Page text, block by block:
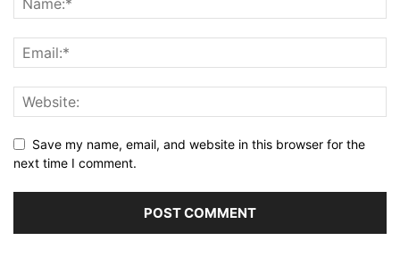
Save my name, email, and website in this browser for the
next time I comment.